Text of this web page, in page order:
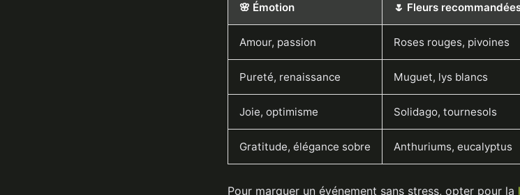
🌸 Émotion 🌷 Fleurs
Amour, passion Roses rouges, pivoines
Pureté, renaissance Muguet, lys blancs
Joie, optimisme Solidago, tournesols
Gratitude, élégance sobre Anthuriums, eucalyptus
Pour marquer un événement sans stress, opter pour la